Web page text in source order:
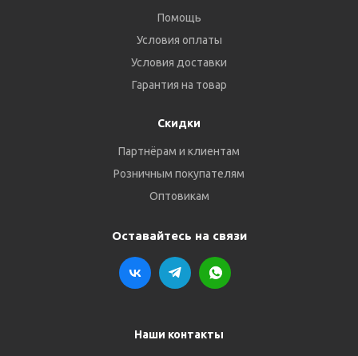
Помощь
Условия оплаты
Условия доставки
Гарантия на товар
Скидки
Партнёрам и клиентам
Розничным покупателям
Оптовикам
Оставайтесь на связи
Наши контакты